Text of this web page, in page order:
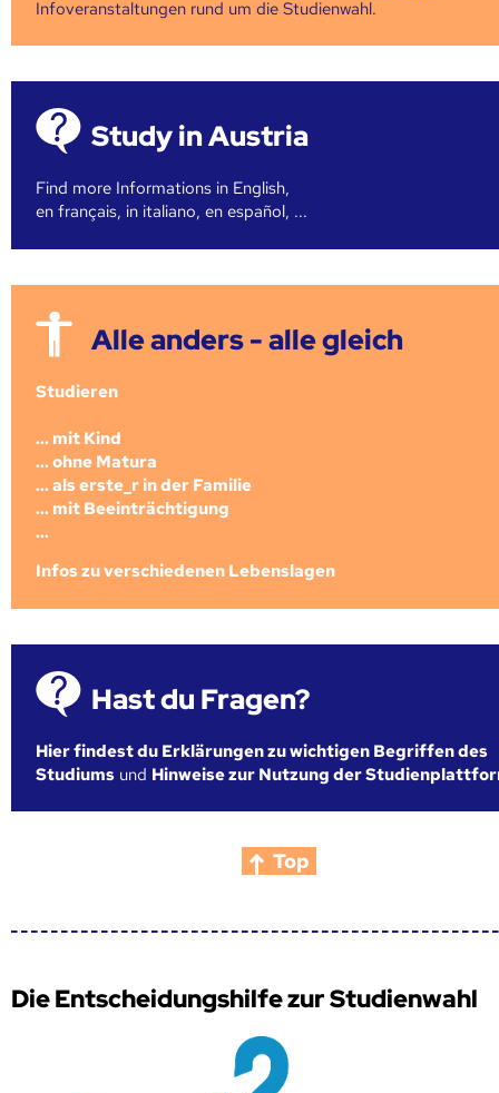
Infoveranstaltungen rund um die Studienwahl.
Study in Austria
Find more Informations in English,
en français, in italiano, en español, ...
Alle anders - alle gleich
Studieren
... mit Kind
... ohne Matura
... als erste_r in der Familie
... mit Beeinträchtigung
...
Infos zu verschiedenen Lebenslagen
Hast du Fragen?
Hier findest du Erklärungen zu wichtigen Begriffen des
Studiums und Hinweise zur Nutzung der
Top
Die Entscheidungshilfe zur Studienwahl